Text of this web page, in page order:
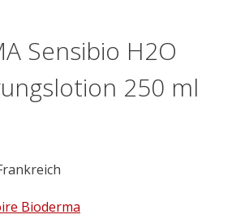
Sensibio H2O
250 ml
Bioderma